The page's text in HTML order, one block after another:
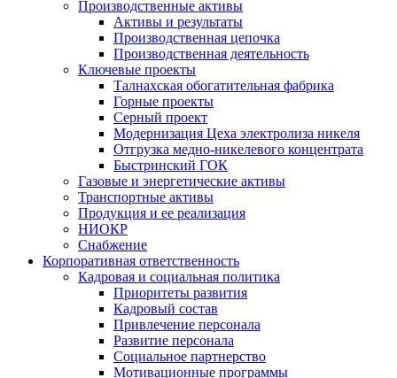
Производственные активы
Активы и результаты
Производственная цепочка
Производственная деятельность
Ключевые проекты
Талнахская обогатительная фабрика
Горные проекты
Серный проект
Модернизация Цеха электролиза никеля
Отгрузка медно-никелевого концентрата
Быстринский ГОК
Газовые и энергетические активы
Транспортные активы
Продукция и ее реализация
НИОКР
Снабжение
Корпоративная ответственность
Кадровая и социальная политика
Приоритеты развития
Кадровый состав
Привлечение персонала
Развитие персонала
Социальное партнерство
Мотивационные программы